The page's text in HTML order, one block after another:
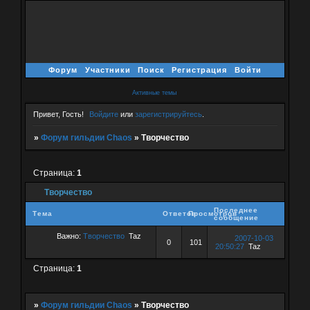
Форум Участники Поиск Регистрация Войти
Активные темы
Привет, Гость! Войдите илизарегистрируйтесь
» Форум гильдии Chaos » Творчество
Творчество
Страница: 1
Тема ОтветовПросмотров
Последнее
сообщение
Важно: Творчество Taz
0 101
2007-10-03
20:50:27 Taz
Страница: 1
» Форум гильдии Chaos » Творчество